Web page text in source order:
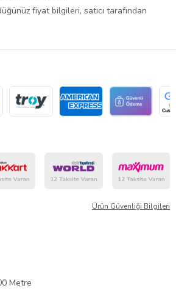
fiyat bilgileri, satıcı tarafından
Ürün Güvenliği Bilgileri
Metre